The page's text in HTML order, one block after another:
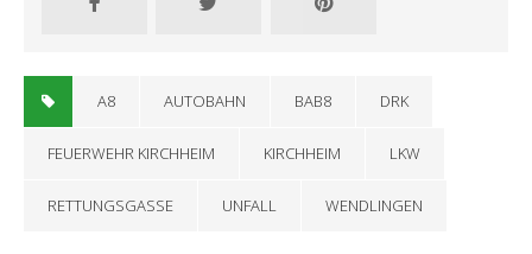
A8 AUTOBAHN BAB8 DRK
FEUERWEHR KIRCHHEIM KIRCHHEIM LKW
RETTUNGSGASSE UNFALL WENDLINGEN